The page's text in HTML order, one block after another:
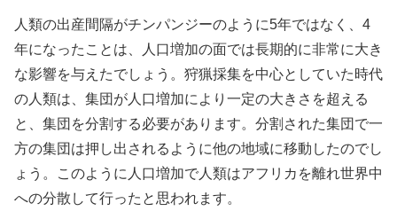
人類の出産間隔がチンパンジーのように5年ではなく、4
年になったことは、人口増加の面では長期的に非常に大き
な影響を与えたでしょう。狩猟採集を中心としていた時代
の人類は、集団が人口増加により一定の大きさを超える
と、集団を分割する必要があります。分割された集団で一
方の集団は押し出されるように他の地域に移動したのでし
ょう。このように人口増加で人類はアフリカを離れ世界中
への分散して行ったと思われます。